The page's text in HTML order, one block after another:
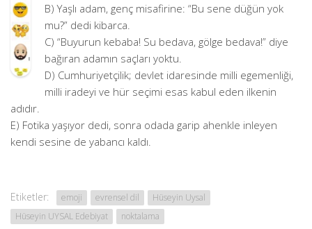
B) Yaşlı adam, genç misafirine: “Bu sene düğün yok
mu?” dedi kibarca.
C) “Buyurun kebaba! Su bedava, gölge bedava!” diye
bağıran adamın saçları yoktu.
D) Cumhuriyetçilik; devlet idaresinde milli egemenliği,
milli iradeyi ve hür seçimi esas kabul eden ilkenin
adıdır.
E) Fotika yaşıyor dedi, sonra odada garip ahenkle inleyen
kendi sesine de yabancı kaldı.
Etiketler: emoji evrensel dil
Hüseyin Uysal
Hüseyin UYSAL Edebiyat
noktalama